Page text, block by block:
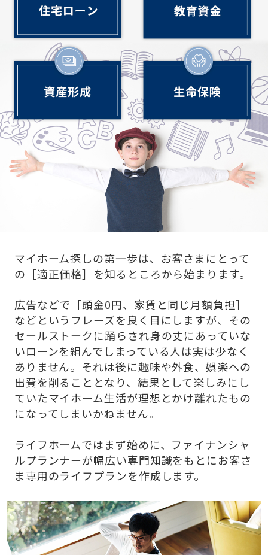
マイホーム探しの第一歩は、お客さまにとって
の［適正価格］を知るところから始まります。
広告などで［頭金0円、家賃と同じ月額負担］
などというフレーズを良く目にしますが、その
セールストークに踊らされ身の丈にあっていな
いローンを組んでしまっている人は実は少なく
ありません。それは後に趣味や外食、娯楽への
出費を削ることとなり、結果として楽しみにし
ていたマイホーム生活が理想とかけ離れたもの
になってしまいかねません。
ライフホームではまず始めに、ファイナンシャ
ルプランナーが幅広い専門知識をもとにお客さ
ま専用のライフプランを作成します。